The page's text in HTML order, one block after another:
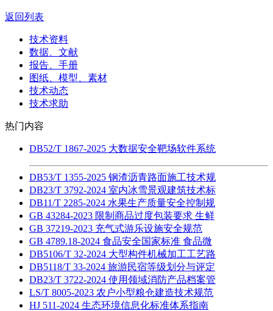
返回列表
技术资料
数据、文献
报告、手册
图纸、模型、素材
技术动态
技术求助
热门内容
DB52/T 1867-2025 大数据安全靶场软件系统
DB53/T 1355-2025 钢渣沥青路面施工技术规
DB23/T 3792-2024 室内冰雪景观建筑技术标
DB11/T 2285-2024 水果生产质量安全控制规
GB 43284-2023 限制商品过度包装要求 生鲜
GB 37219-2023 充气式游乐设施安全规范
GB 4789.18-2024 食品安全国家标准 食品微
DB5106/T 32-2024 大型构件机械加工工艺路
DB5118/T 33-2024 旅游民宿等级划分与评定
DB23/T 3722-2024 使用领域消防产品档案管
LS/T 8005-2023 农户小型粮仓建造技术规范
HJ 511-2024 生态环境信息化标准体系指南